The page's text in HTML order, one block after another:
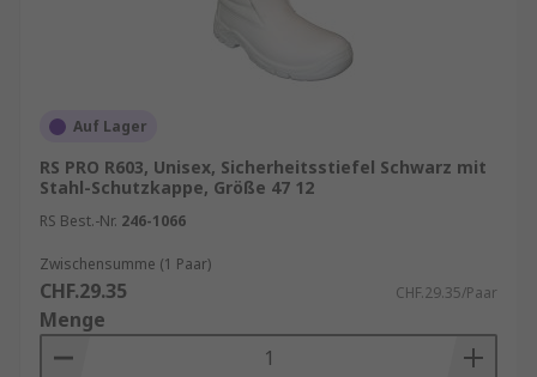
Auf Lager
RS PRO R603, Unisex, Sicherheitsstiefel Schwarz mit
Stahl-Schutzkappe, Größe 47 12
RS Best.-Nr. 246-1066
Zwischensumme (1 Paar)
CHF.29.35 CHF.29.35/Paar
Menge